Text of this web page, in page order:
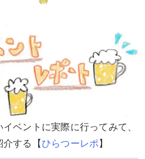
ベントに実際に行ってみて、
介する【 ひらつーレポ 】